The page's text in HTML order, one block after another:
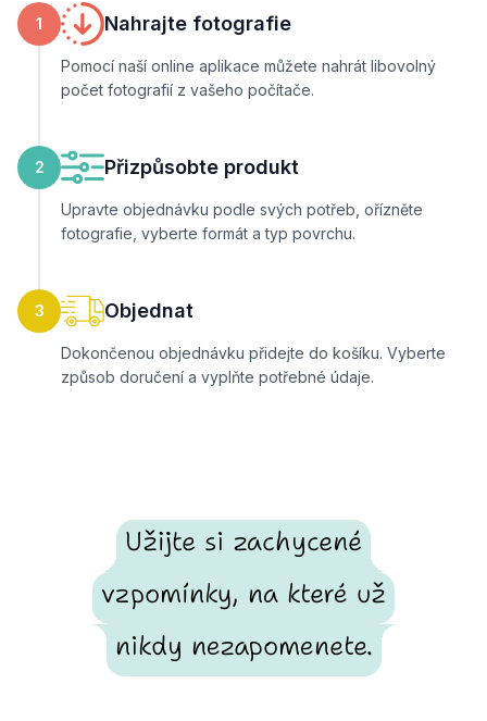
1 Nahrajte fotografie
Pomocí naší online aplikace můžete nahrát libovolný
počet fotografií z vašeho počítače.
2 Přizpůsobte produkt
Upravte objednávku podle svých potřeb, ořízněte
fotografie, vyberte formát a typ povrchu.
3 Objednat
Dokončenou objednávku přidejte do košíku. Vyberte
způsob doručení a vyplňte potřebné údaje.
Užijte si zachycené
vzpomínky, na které už
nikdy nezapomenete.